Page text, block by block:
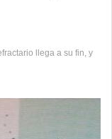
llega a su fin, y